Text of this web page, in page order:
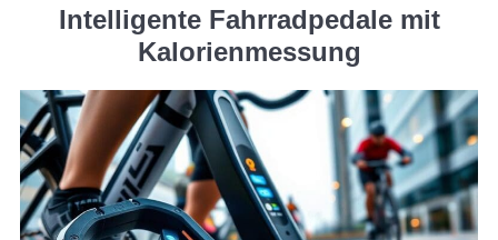
Intelligente Fahrradpedale mit
Kalorienmessung